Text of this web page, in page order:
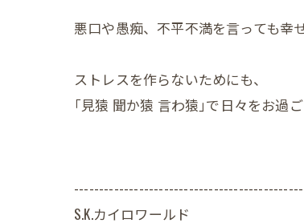
悪口や愚痴、不平不満を言っても幸
ストレスを作らないためにも、
｢見猿 聞か猿 言わ猿｣で日々をお過ご
S.K.カイロワールド